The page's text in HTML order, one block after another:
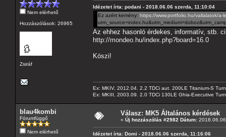
Nem elérhető
Hozzászólások: 26965
Zsiráf
Idézetet írta: podani - 2018.06.06 szerda, 11:10:04
Ez azért kemény: https://www.portfolio.hu/vallalatok/a-
Az ehhez hasonló érdekes, informatív, stb.
http://mondeo.hu/index.php?board=16.0
Köszi!
Ex: MKIV, 2012.04. 2.2 TDCi aut. 200LE Titanium-S
Ex: MKIII, 2003.09. 2.0 TDCi 130LE Ghia-Executive
blau4kombi
Fórumfüggő
Nem elérhető
Válasz: MK5 Általános kérdések
« Új hozzászólás #2982 Dátum:
Idézetet írta: Domi - 2018.06.06 szerda, 11:16:06